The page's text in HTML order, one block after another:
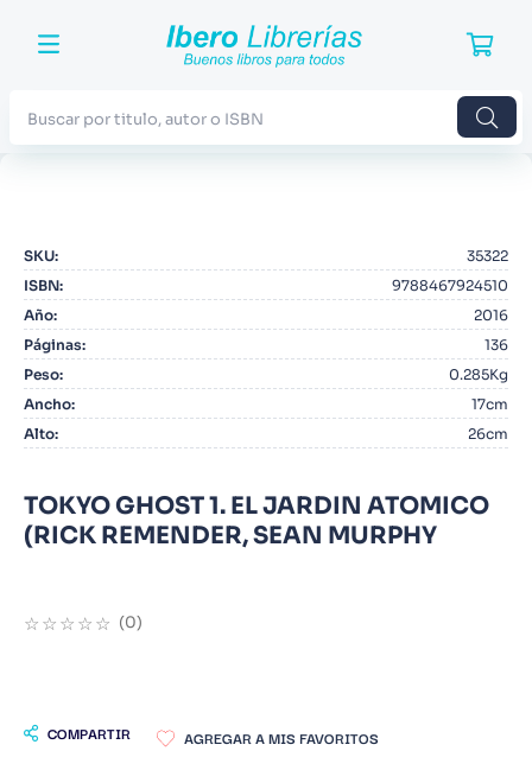
SKU:
35322
ISBN:
9788467924510
Año:
2016
Páginas:
136
Peso:
0.285Kg
Ancho:
17cm
Alto: 26cm
TOKYO GHOST 1. EL JARDIN ATOMICO
(RICK REMENDER, SEAN MURPHY
☆☆☆☆☆ (0)
COMPARTIR
2. Blue Lock
3.
4. Odisea
5. Manga
6.
8 . Noches Blancas